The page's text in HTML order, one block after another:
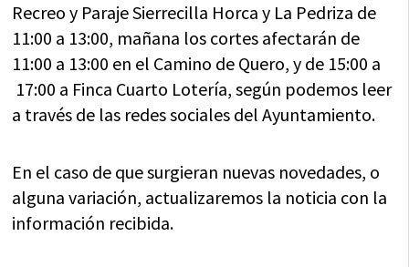
Recreo y Paraje Sierrecilla Horca y La Pedriza de
11:00 a 13:00, mañana los cortes afectarán de
11:00 a 13:00 en el Camino de Quero, y de 15:00 a
17:00 a Finca Cuarto Lotería, según podemos leer
a través de las redes sociales del Ayuntamiento.
En el caso de que surgieran nuevas novedades, o
alguna variación, actualizaremos la noticia con la
información recibida.